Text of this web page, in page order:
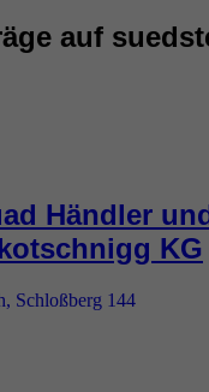
auf
Händler
KG
Schloßberg 144